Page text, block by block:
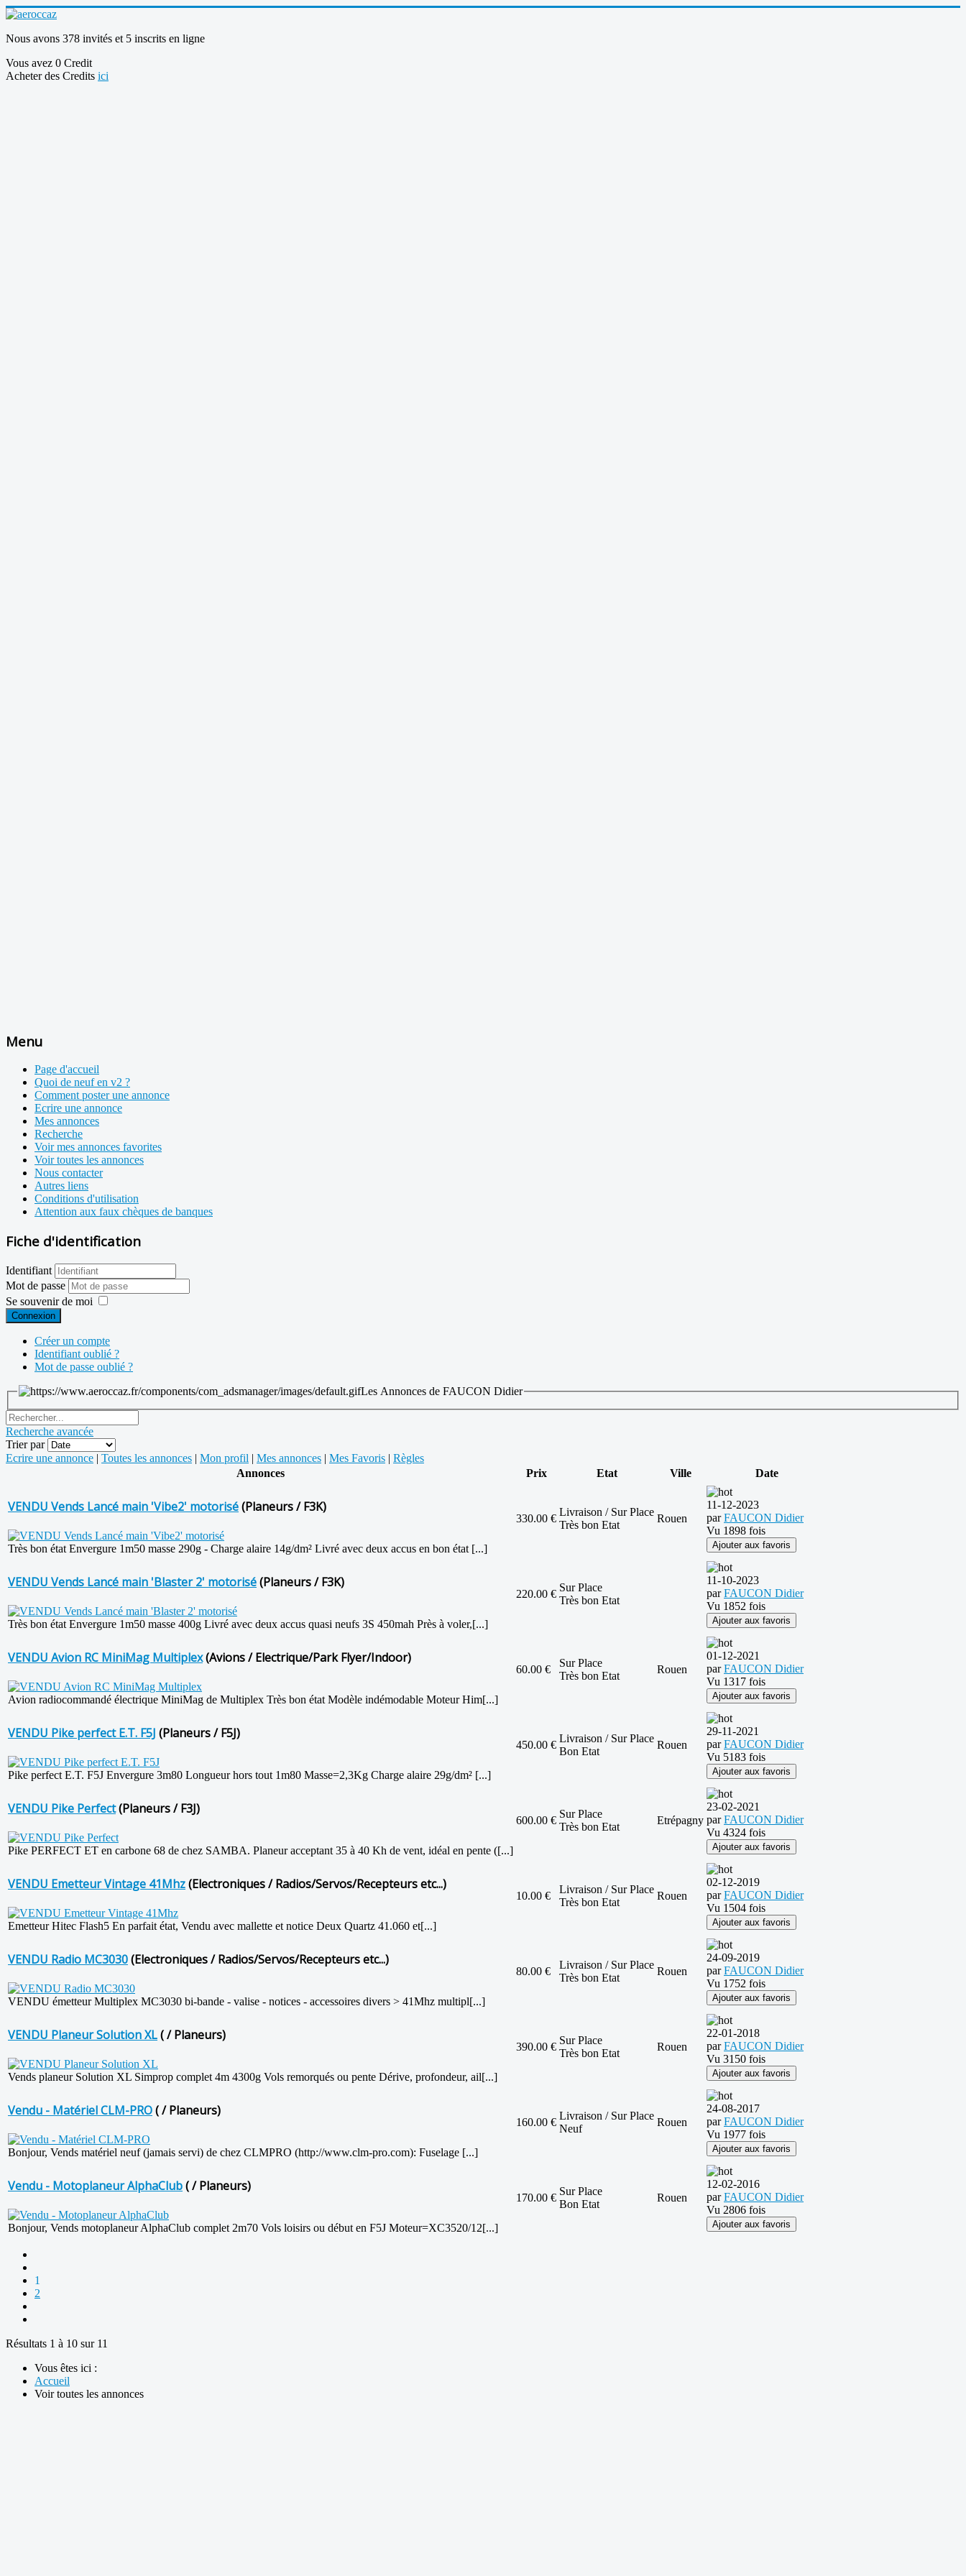
Nous avons 378 invités et 5 inscrits en ligne
Vous avez 0 Credit
Acheter des Credits ici
Menu
Page d'accueil
Quoi de neuf en v2 ?
Comment poster une annonce
Ecrire une annonce
Mes annonces
Recherche
Voir mes annonces favorites
Voir toutes les annonces
Nous contacter
Autres liens
Conditions d'utilisation
Attention aux faux chèques de banques
Fiche d'identification
Identifiant
Mot de passe
Se souvenir de moi
Connexion
Créer un compte
Identifiant oublié ?
Mot de passe oublié ?
Les Annonces de FAUCON Didier
Recherche avancée
Trier par
Ecrire une annonce
Toutes les annonces Mon profil Mes annonces Mes Favoris
Règles
Annonces
Prix Etat Ville Date
VENDU Vends Lancé main 'Vibe2' motorisé(Planeurs / F3K)
Très bon état Envergure 1m50 masse 290g - Charge alaire 14g/dm² Livré avec deux accus en bon état [...]
330.00 €
Livraison / Sur Place
Très bon Etat
Rouen
11-12-2023
parFAUCON Didier
Vu 1898 fois
Ajouter aux favoris
VENDU Vends Lancé main 'Blaster 2' motorisé(Planeurs / F3K)
Très bon état Envergure 1m50 masse 400g Livré avec deux accus quasi neufs 3S 450mah Près à voler,[...]
220.00 €
Sur Place
Très bon Etat
11-10-2023
parFAUCON Didier
Vu 1852 fois
Ajouter aux favoris
VENDU Avion RC MiniMag Multiplex(Avions / Electrique/Park Flyer/Indoor)
Avion radiocommandé électrique MiniMag de Multiplex Très bon état Modèle indémodable Moteur Him[...]
60.00 €
Sur Place
Très bon Etat
Rouen
01-12-2021
parFAUCON Didier
Vu 1317 fois
Ajouter aux favoris
VENDU Pike perfect E.T. F5J (Planeurs / F5J)
Pike perfect E.T. F5J Envergure 3m80 Longueur hors tout 1m80 Masse=2,3Kg Charge alaire 29g/dm² [...]
450.00 €
Livraison / Sur Place
Bon Etat
Rouen
29-11-2021
parFAUCON Didier
Vu 5183 fois
Ajouter aux favoris
VENDU Pike Perfect(Planeurs / F3J)
Pike PERFECT ET en carbone 68 de chez SAMBA. Planeur acceptant 35 à 40 Kh de vent, idéal en pente ([...]
600.00 €
Sur Place
Très bon Etat
Etrépagny
23-02-2021
parFAUCON Didier
Vu 4324 fois
Ajouter aux favoris
VENDU Emetteur Vintage 41Mhz(Electroniques / Radios/Servos/Recepteurs etc...)
Emetteur Hitec Flash5 En parfait état, Vendu avec mallette et notice Deux Quartz 41.060 et[...]
10.00 €
Livraison / Sur Place
Très bon Etat
Rouen
02-12-2019
parFAUCON Didier
Vu 1504 fois
Ajouter aux favoris
VENDU Radio MC3030(Electroniques / Radios/Servos/Recepteurs etc...)
VENDU émetteur Multiplex MC3030 bi-bande - valise - notices - accessoires divers > 41Mhz multipl[...]
80.00 €
Livraison / Sur Place
Très bon Etat
Rouen
24-09-2019
parFAUCON Didier
Vu 1752 fois
Ajouter aux favoris
VENDU Planeur Solution XL( / Planeurs)
Vends planeur Solution XL Simprop complet 4m 4300g Vols remorqués ou pente Dérive, profondeur, ail[...]
390.00 €
Sur Place
Très bon Etat
Rouen
22-01-2018
parFAUCON Didier
Vu 3150 fois
Ajouter aux favoris
Vendu - Matériel CLM-PRO( / Planeurs)
Bonjour, Vends matériel neuf (jamais servi) de chez CLMPRO (http://www.clm-pro.com): Fuselage [...]
160.00 €
Livraison / Sur Place
Neuf
Rouen
24-08-2017
parFAUCON Didier
Vu 1977 fois
Ajouter aux favoris
Vendu - Motoplaneur AlphaClub( / Planeurs)
Bonjour, Vends motoplaneur AlphaClub complet 2m70 Vols loisirs ou début en F5J Moteur=XC3520/12[...]
170.00 €
Sur Place
Bon Etat
Rouen
12-02-2016
parFAUCON Didier
Vu 2806 fois
Ajouter aux favoris
1
2
Résultats 1 à 10 sur 11
Vous êtes ici :
Accueil
Voir toutes les annonces